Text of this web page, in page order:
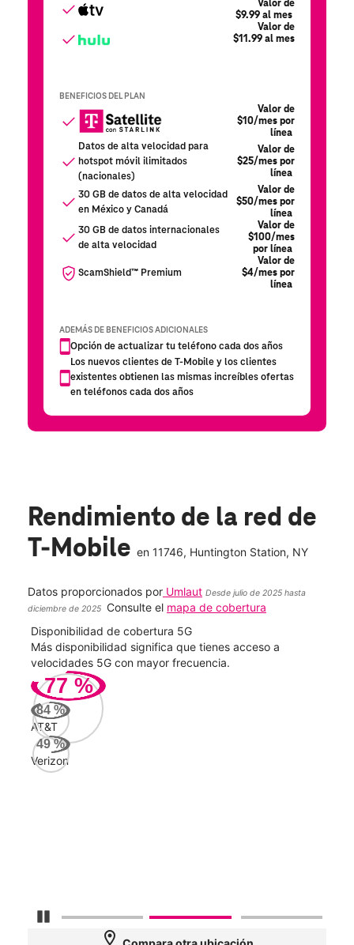
Rendimiento de la red de
T-Mobile en 11746, Huntington Station, NY
Datos proporcionados por Umlaut Desde julio de 2025 hasta
diciembre de 2025
Consulte el mapa de cobertura
Detener carrusel
de cobertura 5G
significa que tienes acceso a
5G con mayor frecuencia.
Mayor velocidad
location_on